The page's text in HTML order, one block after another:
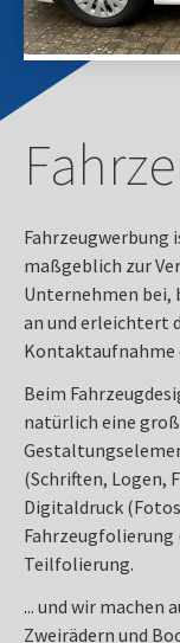
Fahrzeugwerbung
maßgeblich zur
Unternehmen bei,
an und erleichtert
Kontaktaufnahme
Beim
natürlich eine
(Schriften, Logen,
Digitaldruck
Fahrzeugfolierung
Teilfolierung.
... und wir machen
Zweirädern und